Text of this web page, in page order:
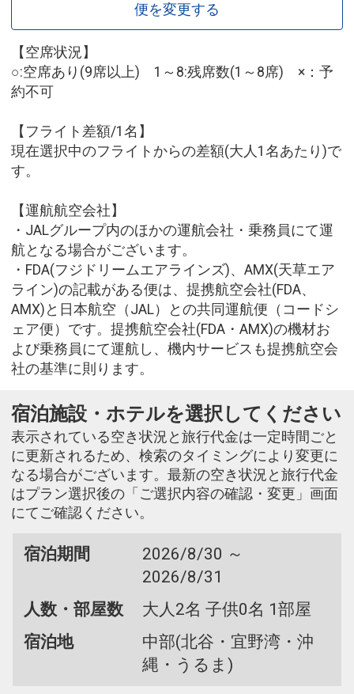
便を変更する
【空席状況】
○:空席あり(9席以上) 1～8:残席数(1～8席) ×：予
約不可
【フライト差額/1名】
現在選択中のフライトからの差額(大人1名あたり)で
す。
【運航航空会社】
・JALグループ内のほかの運航会社・乗務員にて運
航となる場合がございます。
・FDA(フジドリームエアラインズ)、AMX(天草エア
ライン)の記載がある便は、提携航空会社(FDA、
AMX)と日本航空（JAL）との共同運航便（コードシ
ェア便）です。提携航空会社(FDA・AMX)の機材お
よび乗務員にて運航し、機内サービスも提携航空会
社の基準に則ります。
宿泊施設・ホテルを選択してください
表示されている空き状況と旅行代金は一定時間ごと
に更新されるため、検索のタイミングにより変更に
なる場合がございます。最新の空き状況と旅行代金
はプラン選択後の「ご選択内容の確認・変更」画面
にてご確認ください。
宿泊期間
2026/8/30 ～
2026/8/31
人数・部屋数
大人2名 子供0名 1部屋
宿泊地
中部(北谷・宜野湾・沖
縄・うるま)